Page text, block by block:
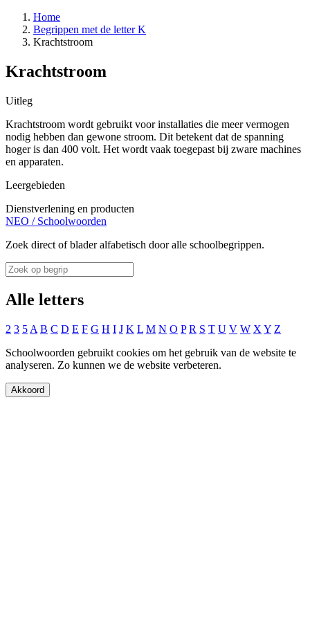
Home
Begrippen met de letter K
Krachtstroom
Krachtstroom
Uitleg
Krachtstroom wordt gebruikt voor installaties die meer vermogen
nodig hebben dan gewone stroom. Dit betekent dat de spanning
hoger is dan 400 volt. Het wordt vaak toegepast bij zware machines
en apparaten.
Leergebieden
Dienstverlening en producten
NEO / Schoolwoorden
Zoek direct of blader alfabetisch door alle schoolbegrippen.
Alle letters
2 3 5 A B C D E F G H I J K L M N O P R S T U V W X Y Z
Schoolwoorden gebruikt cookies om het gebruik van de website te
analyseren. Zo kunnen we de website verbeteren.
Akkoord